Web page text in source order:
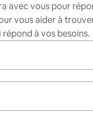
avec vous pour
vous aider à
répond à vos besoins.